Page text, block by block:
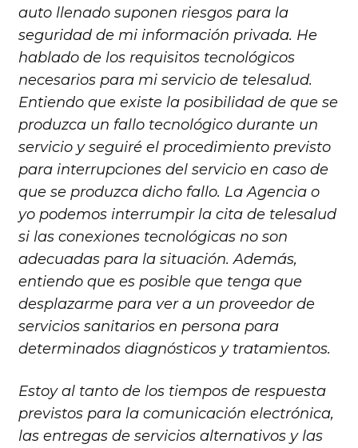
auto llenado suponen riesgos para la
seguridad de mi información privada. He
hablado de los requisitos tecnológicos
necesarios para mi servicio de telesalud.
Entiendo que existe la posibilidad de que se
produzca un fallo tecnológico durante un
servicio y seguiré el procedimiento previsto
para interrupciones del servicio en caso de
que se produzca dicho fallo. La Agencia o
yo podemos interrumpir la cita de telesalud
si las conexiones tecnológicas no son
adecuadas para la situación. Además,
entiendo que es posible que tenga que
desplazarme para ver a un proveedor de
servicios sanitarios en persona para
determinados diagnósticos y tratamientos.
Estoy al tanto de los tiempos de respuesta
previstos para la comunicación electrónica,
las entregas de servicios alternativos y las